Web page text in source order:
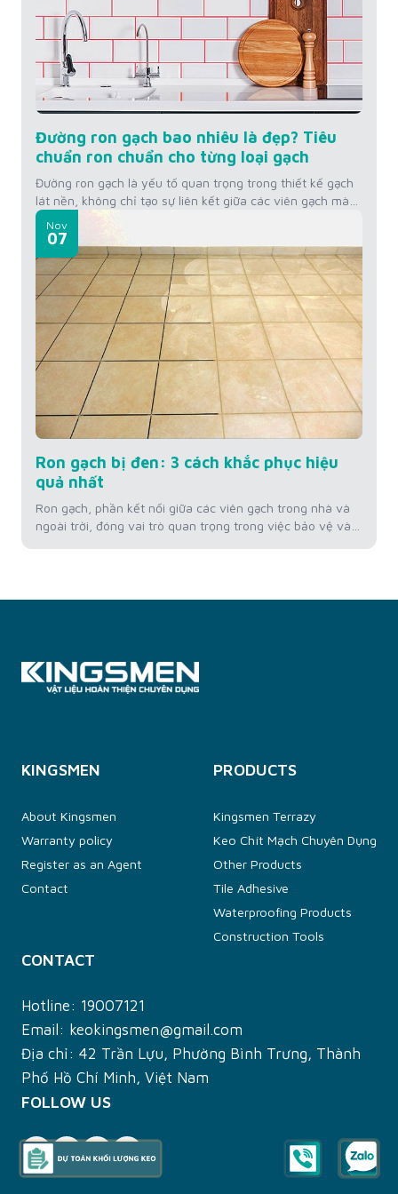
Đường ron gạch bao nhiêu là đẹp? Tiêu
chuẩn ron chuẩn cho từng loại gạch
Đường ron gạch là yếu tố quan trọng trong thiết kế gạch
lát nền, không chỉ tạo sự liên kết giữa các viên gạch mà
còn ảnh hưởng đến thẩm mỹ không gian. Vậy đường ron
gạch bao nhiêu là đẹp? Hãy cùng tìm hiểu tiêu chuẩn
đường ron cho từng loại gạch mà KINGSMEN...
Nov
07
Ron gạch bị đen: 3 cách khắc phục hiệu
quả nhất
Ron gạch, phần kết nối giữa các viên gạch trong nhà và
ngoài trời, đóng vai trò quan trọng trong việc bảo vệ và
KINGSMEN
About Kingsmen
Warranty policy
Register as an Agent
Contact
PRODUCTS
Kingsmen Terrazy
Keo Chít Mạch Chuyên Dụng
Other Products
Tile Adhesive
Waterproofing Products
Construction Tools
CONTACT
Hotline: 19007121
Email: keokingsmen@gmail.com
Địa chỉ: 42 Trần Lựu, Phường Bình Trưng, Thành
Phố Hồ Chí Minh, Việt Nam
FOLLOW US